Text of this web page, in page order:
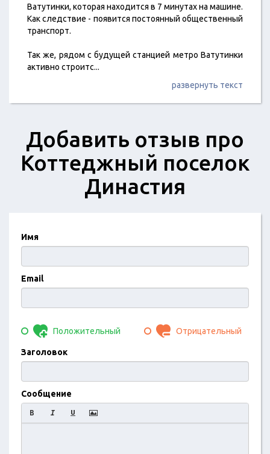
Ватутинки, которая находится в 7 минутах на машине.
Как следствие - появится постоянный общественный
транспорт.
Так же, рядом с будущей станцией метро Ватутинки
активно строитс...
развернуть текст
Добавить отзыв про
Коттеджный поселок
Династия
Имя
Email
Положительный Отрицательный
Заголовок
Сообщение